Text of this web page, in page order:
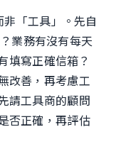
「工具」。先自
業務有沒有每天
填寫正確信箱？
改善，再考慮工
請工具商的顧問
否正確，再評估